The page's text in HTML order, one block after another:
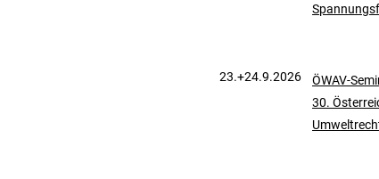
23.+24.9.2026
ÖWAV-
30.